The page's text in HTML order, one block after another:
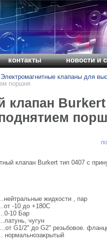
контакты новости и
Электромагнитные клапаны для
поршня
клапан Burkert
клапан Burkert тип 0407 с
жидкости , пар
-10 до +180C
10 Бар
чугун
G1/2" до G2" резьбовое.